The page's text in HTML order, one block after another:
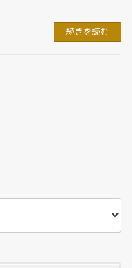
続きを読む